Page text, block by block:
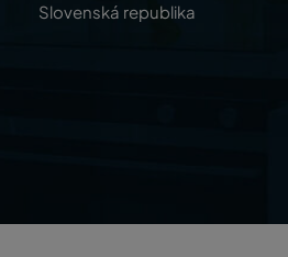
Slovenská republika